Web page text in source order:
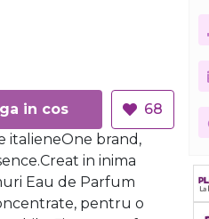
Adauga in cos
68
italieneOne brand,
in inima
Eau de Parfum
pentru o